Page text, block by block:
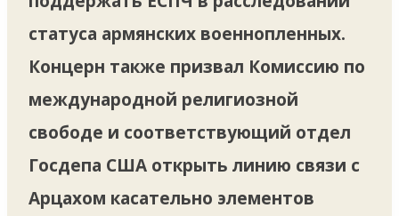
статуса армянских военнопленных.
Концерн также призвал Комиссию по
международной религиозной
свободе и соответствующий отдел
Госдепа США открыть линию связи с
Арцахом касательно элементов